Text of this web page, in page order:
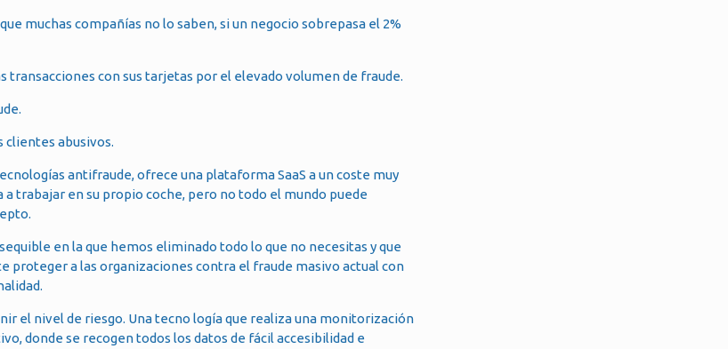
muchas compañías no lo saben, si un negocio sobrepasa el 2%
con sus tarjetas por el elevado volumen de fraude.
abusivos.
antifraude, ofrece una plataforma SaaS a un coste muy
trabajar en su propio coche, pero no todo el mundo puede
en la que hemos eliminado todo lo que no necesitas y que
a las organizaciones contra el fraude masivo actual con
el nivel de riesgo. Una tecno logía que realiza una monitorización
donde se recogen todos los datos de fácil accesibilidad e